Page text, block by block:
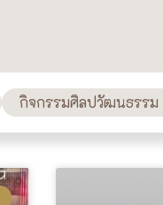
กิจกรรมศิลปวัฒนธรรม